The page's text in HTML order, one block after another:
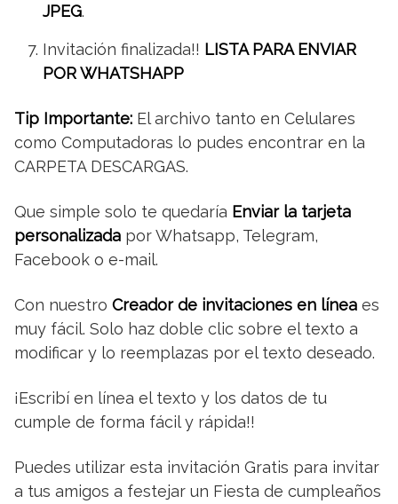
JPEG.
Invitación finalizada!! LISTA PARA ENVIAR
POR WHATSHAPP
Tip Importante: El archivo tanto en Celulares
como Computadoras lo pudes encontrar en la
CARPETA DESCARGAS.
Que simple solo te quedaría Enviar la tarjeta
personalizada por Whatsapp, Telegram,
Facebook o e-mail.
Con nuestro Creador de invitaciones en línea es
muy fácil. Solo haz doble clic sobre el texto a
modificar y lo reemplazas por el texto deseado.
¡Escribí en línea el texto y los datos de tu
cumple de forma fácil y rápida!!
Puedes utilizar esta invitación Gratis para invitar
a tus amigos a festejar un Fiesta de cumpleaños